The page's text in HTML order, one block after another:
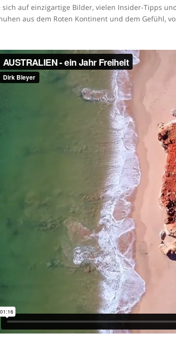
sich auf einzigartige Bilder, vielen Insider-Tipps
aus dem Roten Kontinent und dem Gefühl,